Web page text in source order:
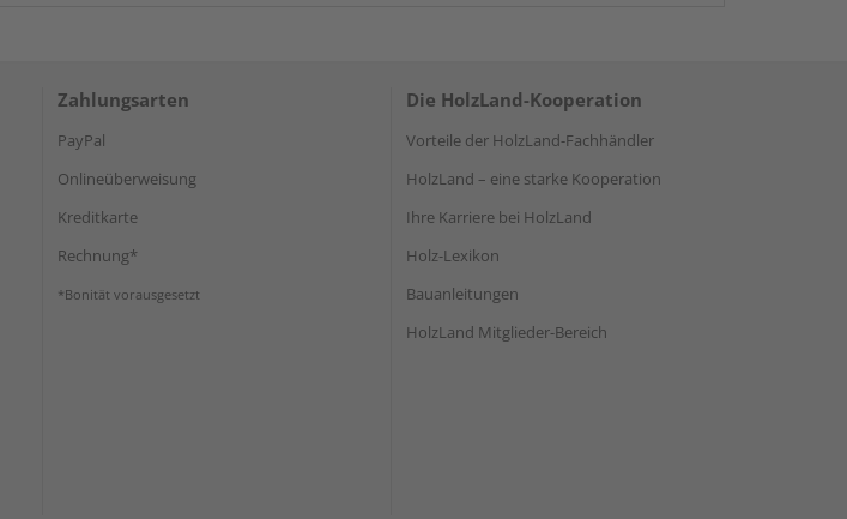
Zahlungsarten
PayPal
Onlineüberweisung
Kreditkarte
Rechnung*
*Bonität vorausgesetzt
Die HolzLand-Kooperation
Vorteile der HolzLand-Fachhändler
HolzLand – eine starke Kooperation
Ihre Karriere bei HolzLand
Holz-Lexikon
Bauanleitungen
HolzLand Mitglieder-Bereich